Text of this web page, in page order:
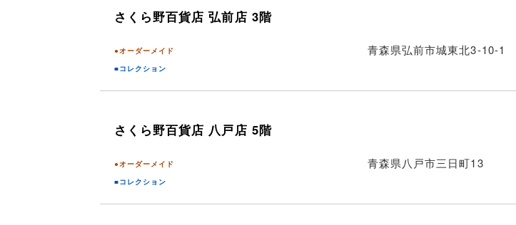
さくら野百貨店弘前店 3階
●オーダーメイド
■コレクション
青森県弘前市城東北3-10-1
さくら野百貨店 八戸店 5階
●オーダーメイド
■コレクション
青森県八戸市三日町13